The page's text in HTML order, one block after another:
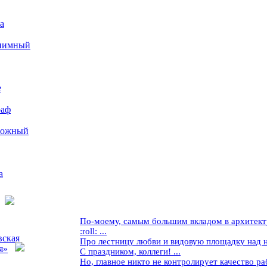
По-моему, самым большим вкладом в
:roll: ...
Про лестницу любви и видовую площадку над
С праздником, коллеги! ...
Но, главное никто не контролирует качество